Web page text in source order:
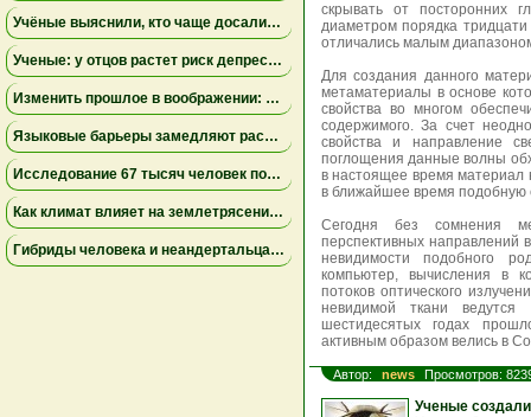
Учёные выяснили, кто чаще досаливает еду: мужчины лидируют, а поведение женщин зависит от образа жизни
Ученые: у отцов растет риск депрессии через год после рождения ребенка
Изменить прошлое в воображении: как работа с воспоминаниями снижает страх неудачи
Языковые барьеры замедляют распространение знаний и инноваций — результаты исследования
Исследование 67 тысяч человек показало неожиданные факты о сексуальном влечении и возрасте
Как климат влияет на землетрясения: учёные установили связь между изменением уровня озера Туркана и тектонической активностью
Гибриды человека и неандертальца могли вымирать из-за несовместимости крови — новое исследование
скрывать от посторонних
диаметром порядка
отличались малым
Для создания данного
метаматериалы в основе
свойства во многом
содержимого. За счет
свойства и направление
поглощения данные волны
в настоящее время материал
в ближайшее время подобную
Сегодня без сомнения
перспективных направлений
невидимости подобного
компьютер, вычисления в
потоков оптического
невидимой ткани
шестидесятых годах
активным образом велись в
Автор: news Просмотров:
Ученые